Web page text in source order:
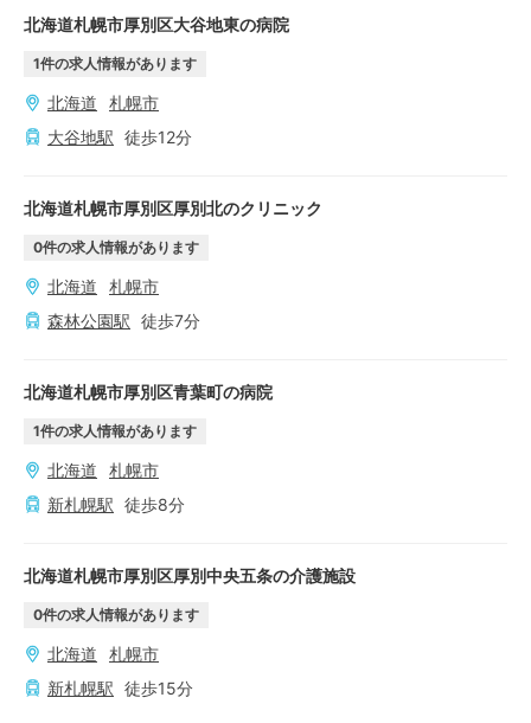
北海道札幌市厚別区大谷地東の病院
1件の求人情報があります
北海道
札幌市
大谷地駅 徒歩12分
北海道札幌市厚別区厚別北のクリニック
0件の求人情報があります
北海道
札幌市
森林公園駅 徒歩7分
北海道札幌市厚別区青葉町の病院
1件の求人情報があります
北海道
札幌市
新札幌駅 徒歩8分
北海道札幌市厚別区厚別中央五条の介護施設
0件の求人情報があります
北海道
札幌市
新札幌駅 徒歩15分